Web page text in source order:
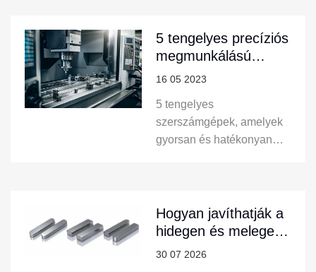
karima vagy kiemelkedés
az anya rögzítésére
Az anya hegesztés után
erős és tartós menetes
csatlakozást biztosít.
5 tengelyes precíziós
megmunkálású
alkatrészek előnye
16 05 2023
5 tengelyes
szerszámgépek, amelyek
gyorsan és hatékonyan
anyagokból
Hogyan javíthatják a
hidegen és melegen
kovácsolt kötőelemek
30 07 2026